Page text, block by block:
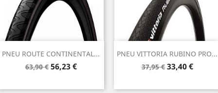
PNEU ROUTE CONTINENTAL...
Prix
63,90 € Prix
56,23 €
PNEU VITTORIA RUBINO PRO...
Prix
37,95 € Prix
33,40 €